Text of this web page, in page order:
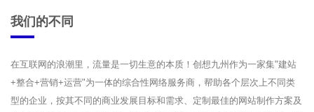
我们的不同
在互联网的浪潮里，流量是一切生意的本质！创想九州作为一家集"建站
+整合+营销+运营"为一体的综合性网络服务商，帮助各个层次上不同类
型的企业，按其不同的商业发展目标和需求、定制最佳的网站制作方案及